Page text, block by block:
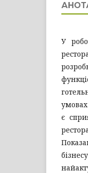
У
є